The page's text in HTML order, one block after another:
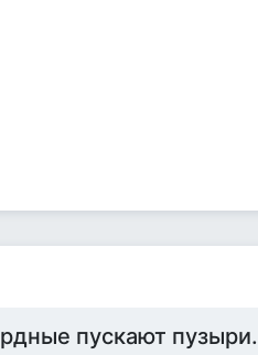
пускают пузыри.